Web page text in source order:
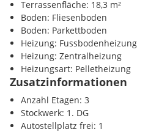
Der Vermittler ist als Doppelmakler
Kinder / Schulen
Schule <1500m
Kindergarten <1500m
Universität <7500m
Nahversorgung
Supermarkt <1500m
Bäckerei <1500m
Terrassenfläche: 18,3 m²
Boden: Fliesenboden
Boden: Parkettboden
Heizung: Fussbodenheizung
Heizung: Zentralheizung
Heizungsart: Pelletheizung
Zusatzinformationen
Anzahl Etagen: 3
Stockwerk: 1. DG
Autostellplatz frei: 1